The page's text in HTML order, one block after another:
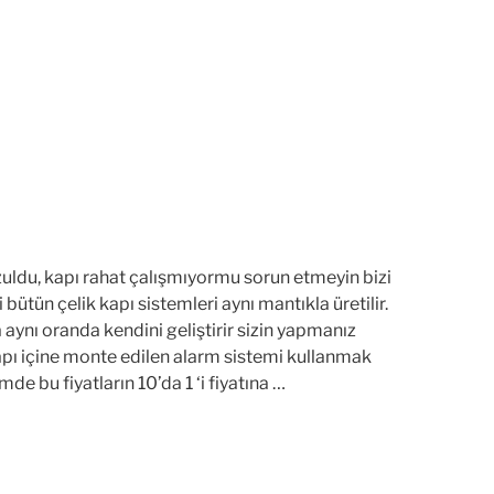
kapı rahat çalışmıyormu sorun etmeyin bizi
çelik kapı sistemleri aynı mantıkla üretilir.
aynı oranda kendini geliştirir sizin yapmanız
içine monte edilen alarm sistemi kullanmak
bu fiyatların 10’da 1 ‘i fiyatına …